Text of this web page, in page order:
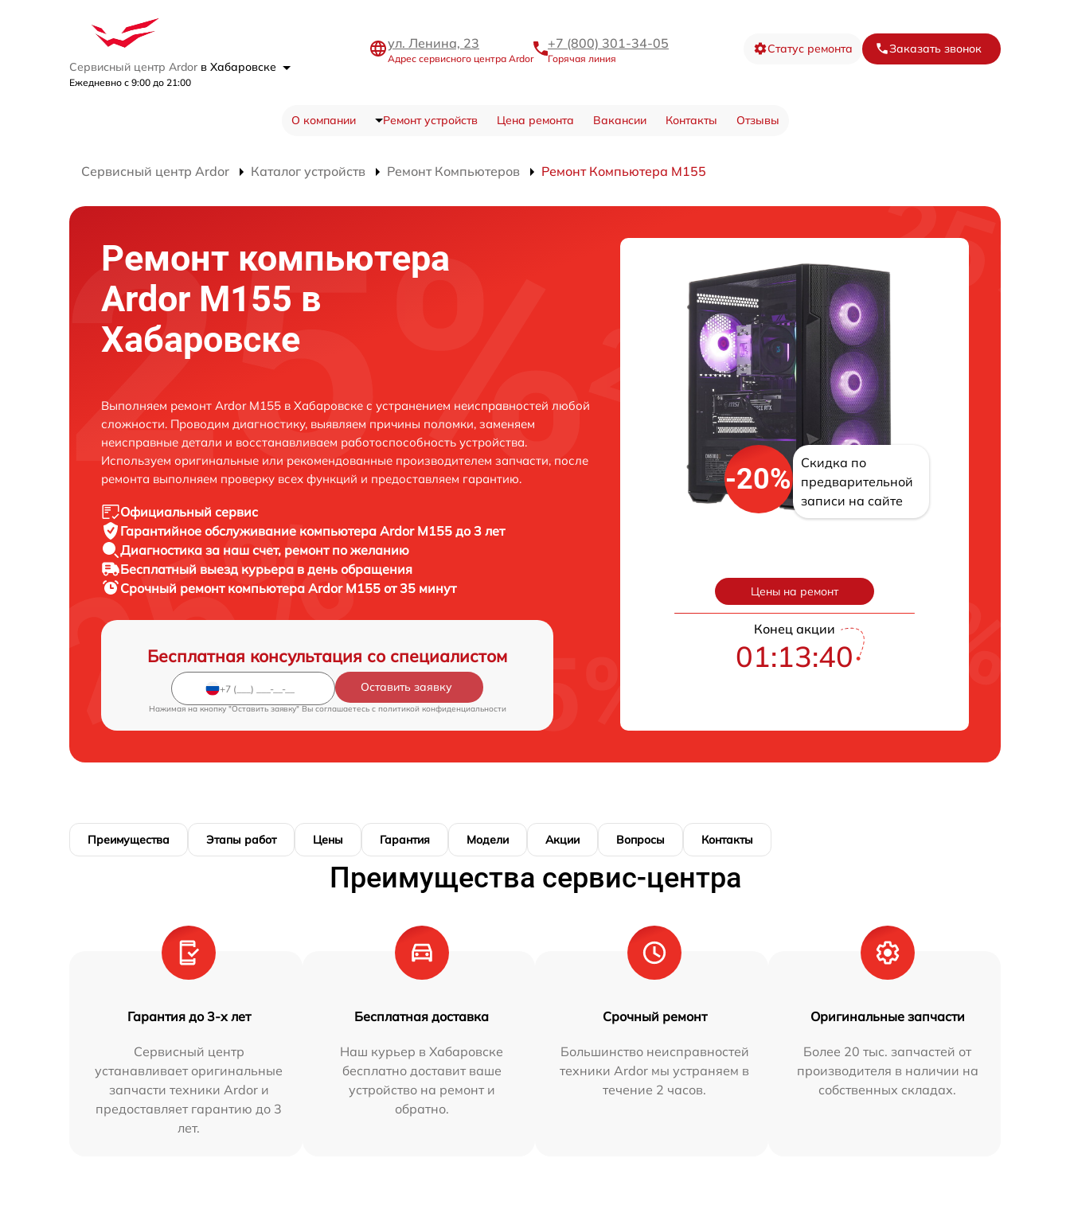
Сервисный центр Ardor в Хабаровске
Ежедневно с 9:00 до 21:00
ул. Ленина, 23
Адрес сервисного центра Ardor
+7 (800) 301-34-05
Горячая линия
Статус ремонта Заказать звонок
О компании Ремонт устройств Цена ремонта Вакансии Контакты Отзывы
Сервисный центр Ardor Каталог устройств Ремонт Компьютеров Ремонт Компьютера M155
Ремонт компьютера
Ardor M155 в
Хабаровске
Выполняем ремонт Ardor M155 в Хабаровске с устранением неисправностей любой
сложности. Проводим диагностику, выявляем причины поломки, заменяем
неисправные детали и восстанавливаем работоспособность устройства.
Используем оригинальные или рекомендованные производителем запчасти, после
ремонта выполняем проверку всех функций и предоставляем гарантию.
Официальный сервис
Гарантийное обслуживание компьютера Ardor M155 до 3 лет
Диагностика за наш счет, ремонт по желанию
Бесплатный выезд курьера в день обращения
Срочный ремонт компьютера Ardor M155 от 35 минут
Бесплатная консультация со специалистом
Оставить заявку
Нажимая на кнопку "Оставить заявку" Вы соглашаетесь c политикой конфиденциальности
-20%
Скидка по
предварительной
записи на сайте
Цены на ремонт
Конец акции
01:13:39
Преимущества Этапы работ Цены Гарантия Модели Акции Вопросы Контакты
Преимущества сервис-центра
Гарантия до 3-х лет
Сервисный центр
устанавливает оригинальные
запчасти техники Ardor и
предоставляет гарантию до 3
лет.
Бесплатная доставка
Наш курьер в Хабаровске
бесплатно доставит ваше
устройство на ремонт и
обратно.
Срочный ремонт
Большинство неисправностей
техники Ardor мы устраняем в
течение 2 часов.
Оригинальные запчасти
Более 20 тыс. запчастей от
производителя в наличии на
собственных складах.